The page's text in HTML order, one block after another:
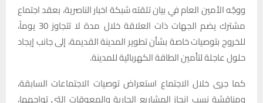
ووجّه الأمين العام في بيان تلقته شبكة اخبار الناصرية، بعقد اجتماع
مشترك يضم الجهات ذات العلاقة خلال مدة لا تتجاوز 30 يوماً،
للخروج بتوصيات خاصة بشأن تطوير المدينة القديمة، إلى جانب إيجاد
حلول عاجلة لتأمين الطاقة الكهربائية للمدينة.
كما جرى خلال الاجتماع استعراض توصيات الاجتماعات السابقة،
ومناقشة نسب إنجاز المشاريع الجارية والمعوقات التي تواجهها،